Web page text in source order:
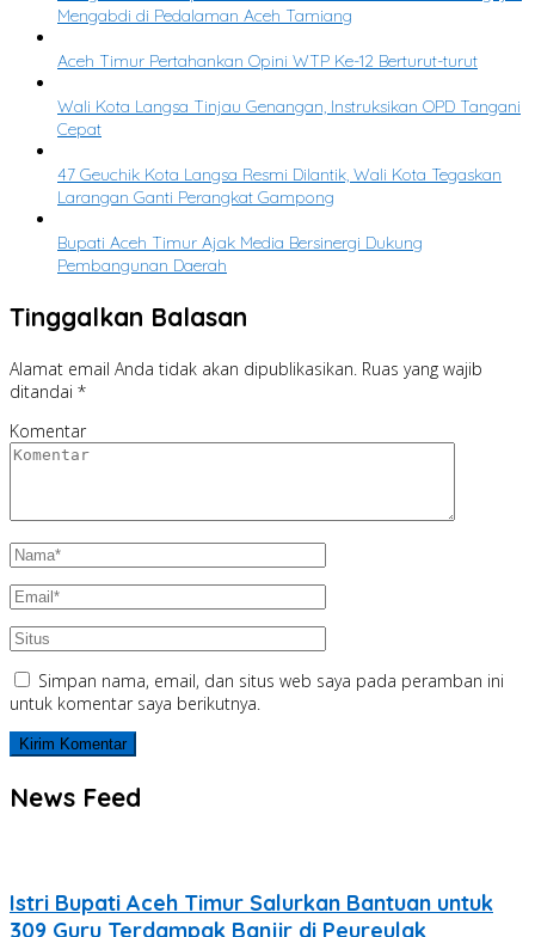
Mengabdi di Pedalaman Aceh Tamiang
Aceh Timur Pertahankan Opini WTP Ke-12 Berturut-turut
Wali Kota Langsa Tinjau Genangan, Instruksikan OPD Tangani
Cepat
47 Geuchik Kota Langsa Resmi Dilantik, Wali Kota Tegaskan
Larangan Ganti Perangkat Gampong
Bupati Aceh Timur Ajak Media Bersinergi Dukung
Pembangunan Daerah
Tinggalkan Balasan
Alamat email Anda tidak akan dipublikasikan. Ruas yang wajib
ditandai *
Komentar
Simpan nama, email, dan situs web saya pada peramban ini
untuk komentar saya berikutnya.
News Feed
Istri Bupati Aceh Timur Salurkan Bantuan untuk
309 Guru Terdampak Banjir di Peureulak